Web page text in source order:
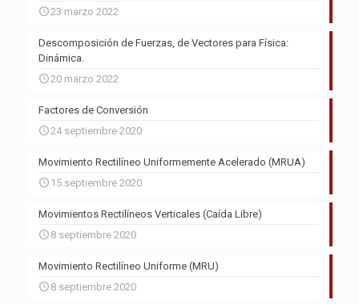
23 marzo 2022
Descomposición de Fuerzas, de Vectores para Física:
Dinámica.
20 marzo 2022
Factores de Conversión
24 septiembre 2020
Movimiento Rectilíneo Uniformemente Acelerado (MRUA)
15 septiembre 2020
Movimientos Rectilíneos Verticales (Caída Libre)
8 septiembre 2020
Movimiento Rectilíneo Uniforme (MRU)
8 septiembre 2020